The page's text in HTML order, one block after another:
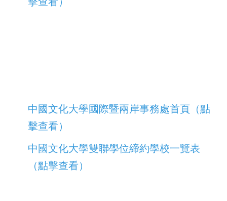
中國文化大學國際暨兩岸事務處首頁（點
擊查看）
中國文化大學雙聯學位締約學校一覽表
（點擊查看）